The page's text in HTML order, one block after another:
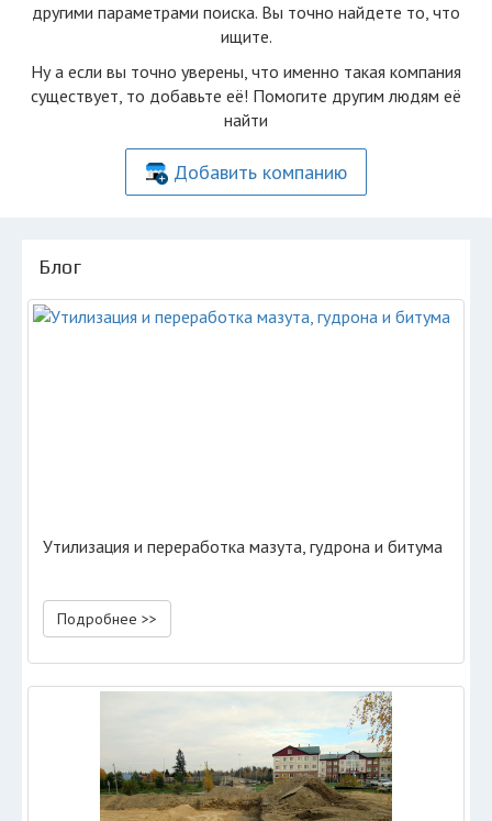
другими параметрами поиска. Вы точно найдете то, что
ищите.
Ну а если вы точно уверены, что именно такая компания
существует, то добавьте её! Помогите другим людям её
найти
Добавить компанию
Блог
Утилизация и переработка мазута, гудрона и битума
Подробнее >>